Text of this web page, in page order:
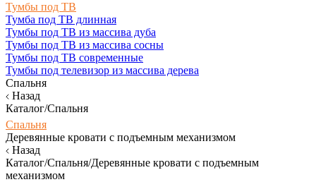
Тумбы под ТВ
Тумба под ТВ длинная
Тумбы под ТВ из массива дуба
Тумбы под ТВ из массива сосны
Тумбы под ТВ современные
Тумбы под телевизор из массива дерева
Спальня
Назад
Каталог/Спальня
Спальня
Деревянные кровати с подъемным механизмом
Назад
Каталог/Спальня/Деревянные кровати с подъемным
механизмом